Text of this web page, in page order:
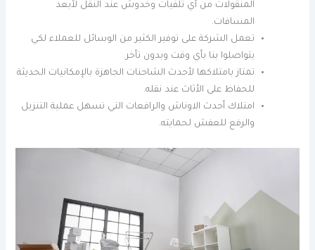
المنقولات من أي تلفيات وخدوش عند النقل لأبعد
المسافات.
تعمل الشركة على توفير الكثير من الوسائل للعملاء لكي
يتواصلوا بنا بأي وقت وبدون تأخر.
تمتاز بامتلاكها لأحدث الشاحنات الجاهزة بالإمكانيات الحديثة
للحفاظ على الأثاث عند نقله.
امتلاك أحدث الاوناش والرافعات التي تسهل عملية التنزيل
والرفع للعفش لحمايته.